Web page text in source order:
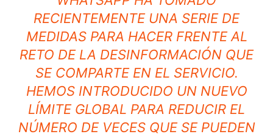
RECIENTEMENTE UNA SERIE DE
MEDIDAS PARA HACER FRENTE AL
RETO DE LA DESINFORMACIÓN QUE
SE COMPARTE EN EL SERVICIO.
HEMOS INTRODUCIDO UN NUEVO
LÍMITE GLOBAL PARA REDUCIR EL
NÚMERO DE VECES QUE SE PUEDEN